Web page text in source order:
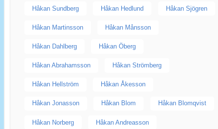
Håkan Sundberg Håkan Hedlund Håkan Sjögren
Håkan Martinsson Håkan Månsson
Håkan Dahlberg Håkan Öberg
Håkan Abrahamsson Håkan Strömberg
Håkan Hellström Håkan Åkesson
Håkan Jonasson Håkan Blom Håkan Blomqvist
Håkan Norberg Håkan Andreasson